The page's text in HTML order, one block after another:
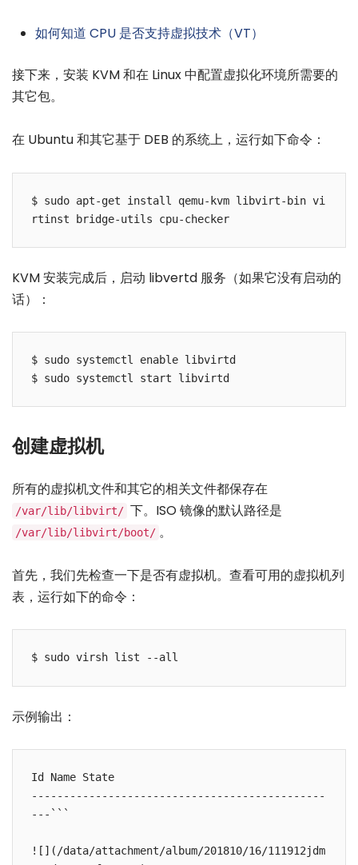
如何知道 CPU 是否支持虚拟技术（VT）
接下来，安装 KVM 和在 Linux 中配置虚拟化环境所需要的
其它包。
在 Ubuntu 和其它基于 DEB 的系统上，运行如下命令：
$ sudo apt-get install qemu-kvm libvirt-bin vi
rtinst bridge-utils cpu-checker
KVM 安装完成后，启动 libvertd 服务（如果它没有启动的
话）：
$ sudo systemctl enable libvirtd
$ sudo systemctl start libvirtd
创建虚拟机
所有的虚拟机文件和其它的相关文件都保存在
/var/lib/libvirt/ 下。ISO 镜像的默认路径是
/var/lib/libvirt/boot/ 。
首先，我们先检查一下是否有虚拟机。查看可用的虚拟机列
表，运行如下的命令：
$ sudo virsh list --all
示例输出：
Id Name State
----------------------------------------------
---```
![](/data/attachment/album/201810/16/111912jdm